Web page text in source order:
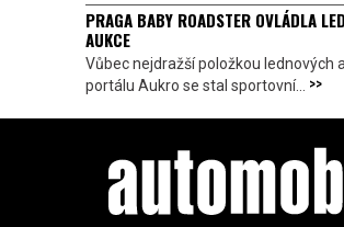
PRAGA BABY ROADSTER OVLÁDLA
AUKCE
Vůbec nejdražší položkou lednových
portálu Aukro se stal sportovní... >>